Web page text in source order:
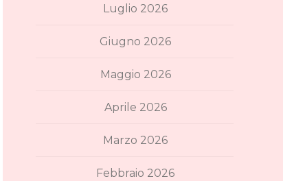
Luglio 2026
Giugno 2026
Maggio 2026
Aprile 2026
Marzo 2026
Febbraio 2026